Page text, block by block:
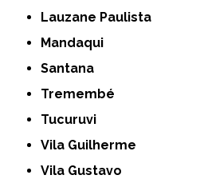
Lauzane Paulista
Mandaqui
Santana
Tremembé
Tucuruvi
Vila Guilherme
Vila Gustavo